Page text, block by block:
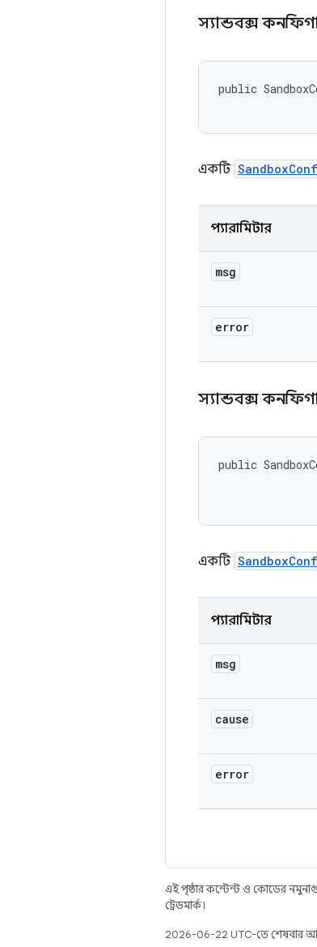
স্যান্ডবক্স
public
একটি
প্যারামিটার
msg
error
স্যান্ডবক্স
public
একটি
প্যারামিটার
msg
cause
error
এই পৃষ্ঠার কন্টেন্ট ও কোডের
ট্রেডমার্ক।
2026-06-22 UTC-তে শেষবার